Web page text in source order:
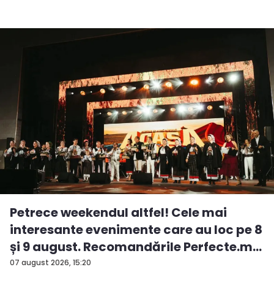
07 august 2026, 15:20
Petrece weekendul altfel! Cele mai
interesante evenimente care au loc pe 8
și 9 august. Recomandările Perfecte.m...